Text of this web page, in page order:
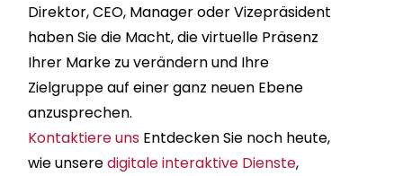
Direktor, CEO, Manager oder Vizepräsident
haben Sie die Macht, die virtuelle Präsenz
Ihrer Marke zu verändern und Ihre
Zielgruppe auf einer ganz neuen Ebene
anzusprechen.
Kontaktiere uns Entdecken Sie noch heute,
wie unseredigitale interaktive Dienste,